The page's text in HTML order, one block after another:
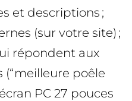
et descriptions ;
(sur votre site) ;
répondent aux
poêle
PC 27 pouces